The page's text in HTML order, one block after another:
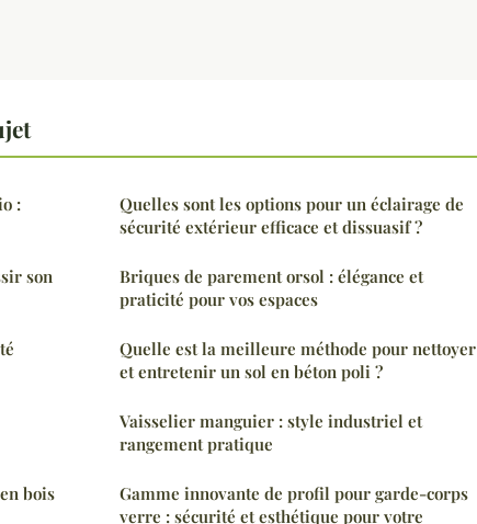
:
son
bois
Quelles sont les options pour un éclairage de
sécurité extérieur efficace et dissuasif ?
Briques de parement orsol : élégance et
praticité pour vos espaces
Quelle est la meilleure méthode pour nettoyer
et entretenir un sol en béton poli ?
Vaisselier manguier : style industriel et
rangement pratique
Gamme innovante de profil pour garde-corps
verre : sécurité et esthétique pour votre